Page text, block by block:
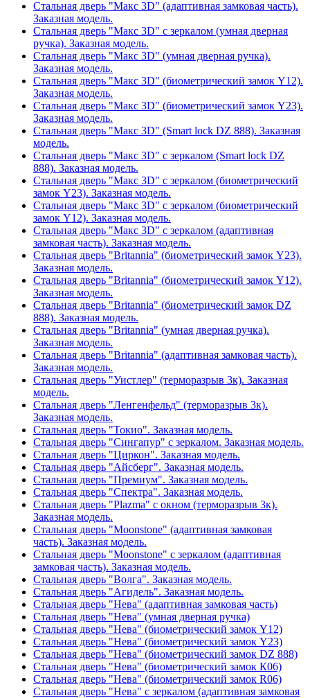
Стальная дверь "Макс 3D" (адаптивная замковая часть).
Заказная модель.
Стальная дверь "Макс 3D" с зеркалом (умная дверная
ручка). Заказная модель.
Стальная дверь "Макс 3D" (умная дверная ручка).
Заказная модель.
Стальная дверь "Макс 3D" (биометрический замок Y12).
Заказная модель.
Стальная дверь "Макс 3D" (биометрический замок Y23).
Заказная модель.
Стальная дверь "Макс 3D" (Smart lock DZ 888). Заказная
модель.
Стальная дверь "Макс 3D" с зеркалом (Smart lock DZ
888). Заказная модель.
Стальная дверь "Макс 3D" с зеркалом (биометрический
замок Y23). Заказная модель.
Стальная дверь "Макс 3D" с зеркалом (биометрический
замок Y12). Заказная модель.
Стальная дверь "Макс 3D" с зеркалом (адаптивная
замковая часть). Заказная модель.
Стальная дверь "Britannia" (биометрический замок Y23).
Заказная модель.
Стальная дверь "Britannia" (биометрический замок Y12).
Заказная модель.
Стальная дверь "Britannia" (биометрический замок DZ
888). Заказная модель.
Стальная дверь "Britannia" (умная дверная ручка).
Заказная модель.
Стальная дверь "Britannia" (адаптивная замковая часть).
Заказная модель.
Стальная дверь "Уистлер" (терморазрыв 3к). Заказная
модель.
Стальная дверь "Ленгенфельд" (терморазрыв 3к).
Заказная модель.
Стальная дверь "Токио". Заказная модель.
Стальная дверь "Сингапур" с зеркалом. Заказная модель.
Стальная дверь "Циркон". Заказная модель.
Стальная дверь "Айсберг". Заказная модель.
Стальная дверь "Премиум". Заказная модель.
Стальная дверь "Спектра". Заказная модель.
Стальная дверь "Plazma" с окном (терморазрыв 3к).
Заказная модель.
Стальная дверь "Moonstone" (адаптивная замковая
часть). Заказная модель.
Стальная дверь "Moonstone" с зеркалом (адаптивная
замковая часть). Заказная модель.
Стальная дверь "Волга". Заказная модель.
Стальная дверь "Агидель". Заказная модель.
Стальная дверь "Нева" (адаптивная замковая часть)
Стальная дверь "Нева" (умная дверная ручка)
Стальная дверь "Нева" (биометрический замок Y12)
Стальная дверь "Нева" (биометрический замок Y23)
Стальная дверь "Нева" (биометрический замок DZ 888)
Стальная дверь "Нева" (биометрический замок К06)
Стальная дверь "Нева" (биометрический замок R06)
Стальная дверь "Нева" с зеркалом (адаптивная замковая